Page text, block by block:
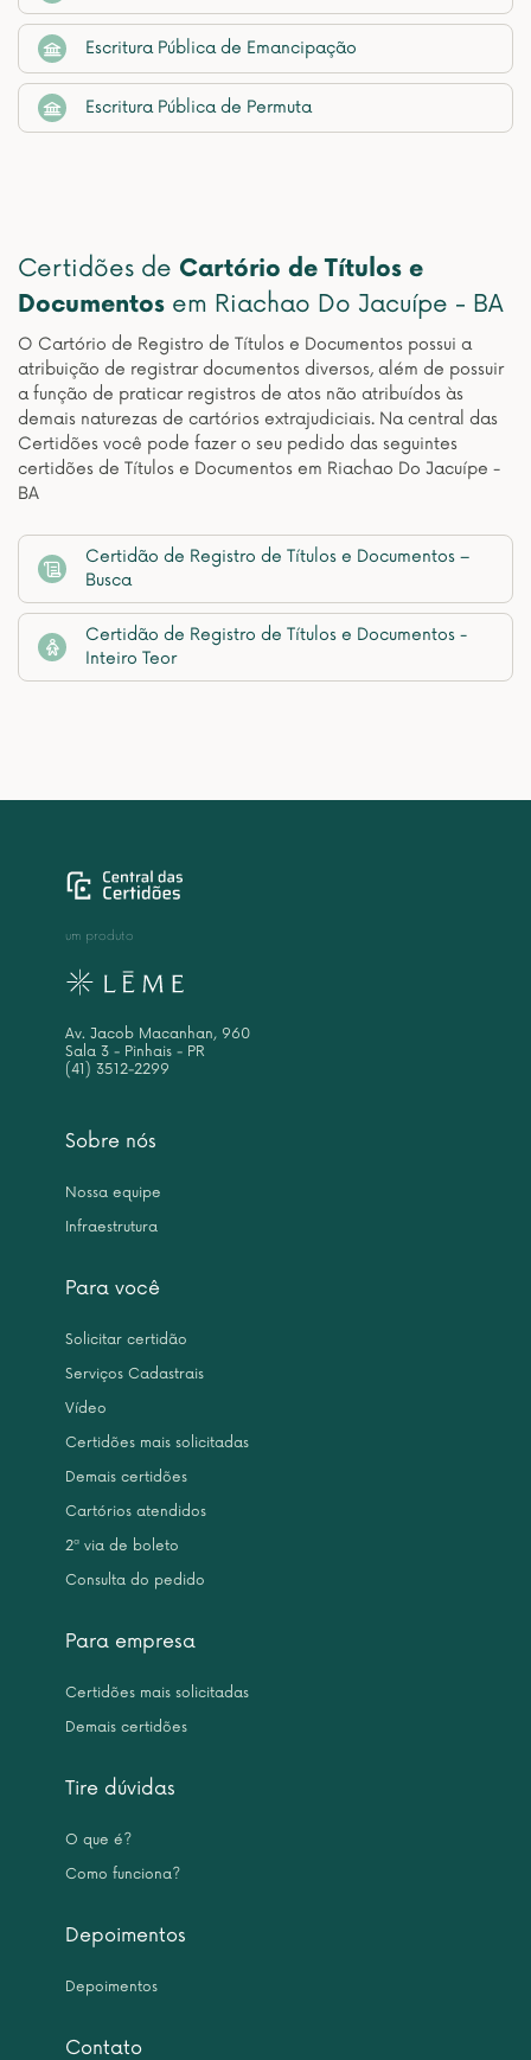
Escritura Pública de Emancipação
Escritura Pública de Permuta
Certidões de Cartório de Títulos e
Documentos em Riachao Do Jacuípe - BA
O Cartório de Registro de Títulos e Documentos possui a
atribuição de registrar documentos diversos, além de possuir
a função de praticar registros de atos não atribuídos às
demais naturezas de cartórios extrajudiciais. Na central das
Certidões você pode fazer o seu pedido das seguintes
certidões de Títulos e Documentos em Riachao Do Jacuípe -
BA
Certidão de Registro de Títulos e Documentos –
Busca
Certidão de Registro de Títulos e Documentos -
Inteiro Teor
Sobre nós
Nossa equipe
Infraestrutura
Para você
Solicitar certidão
Serviços Cadastrais
Vídeo
Certidões mais solicitadas
Demais certidões
Cartórios atendidos
2ª via de boleto
Consulta do pedido
Para empresa
Certidões mais solicitadas
Demais certidões
Tire dúvidas
O que é?
Como funciona?
Depoimentos
Depoimentos
Contato
um produto
Av. Jacob Macanhan, 960
Sala 3 - Pinhais - PR
(41) 3512-2299